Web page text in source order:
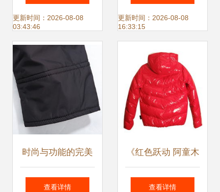
见证匠心品质
更新时间：2026-08-08
03:43:46
更新时间：2026-08-08
16:33:15
时尚与功能的完美
融合 花花公子男士
查看详情
《红色跃动 阿童木
IT撞色羽绒外套穿
查看详情